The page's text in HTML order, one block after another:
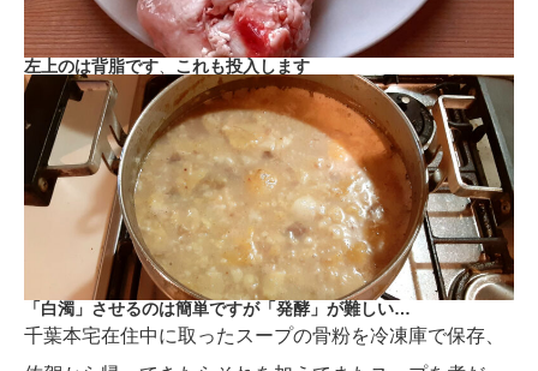
左上のは背脂です これも投入します
「白濁」させるのは簡単ですが「発酵」が難しい…
千葉本宅在住中に取ったスープの骨粉を冷凍庫で保存、